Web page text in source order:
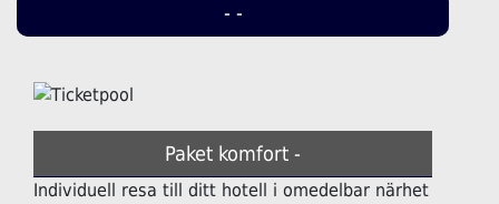
- -
Paket komfort -
Individuell resa till ditt hotell i omedelbar närhet